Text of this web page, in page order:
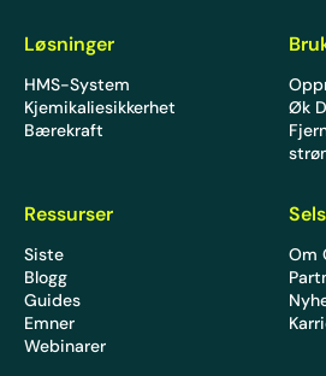
Løsninger
HMS-System
Kjemikaliesikkerhet
Bærekraft
Øk
Ressurser
Siste
Blogg
Guides
Emner
Webinarer
Om